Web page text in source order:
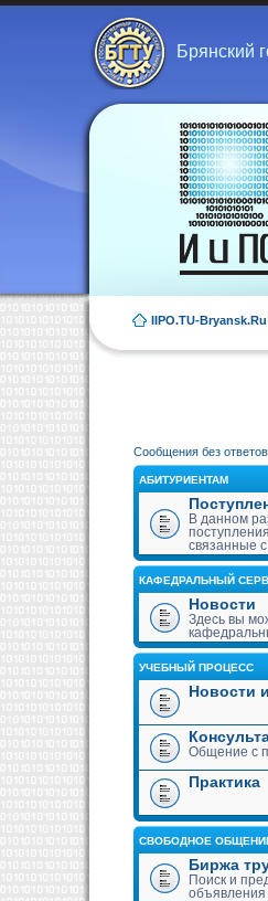
Брянский
IIPO.TU-Bryansk.Ru
Сообщения без ответов
АБИТУРИЕНТАМ
В данном
связанные
КАФЕДРАЛЬНЫЙ
Новости
Здесь вы
УЧЕБНЫЙ ПРОЦЕСС
Новости
Общение с
Практика
СВОБОДНОЕ
Биржа
Поиск и
объявления